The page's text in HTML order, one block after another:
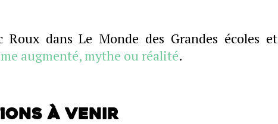
dans Le Monde des Grandes écoles et
augmenté, mythe ou réalité.
à venir